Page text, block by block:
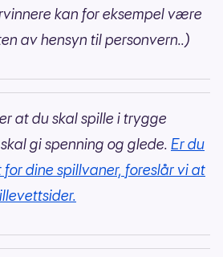
kan for eksempel være
av hensyn til personvern..)
at du skal spille i trygge
gi spenning og glede. Er du
dine spillvaner, foreslår vi at